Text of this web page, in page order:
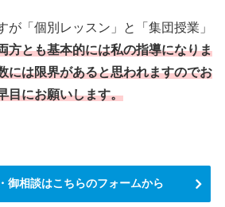
が「個別レッスン」と「集団授業」
方とも基本的には私の指導になりま
には限界があると思われますのでお
目にお願いします。
御相談はこちらのフォームから